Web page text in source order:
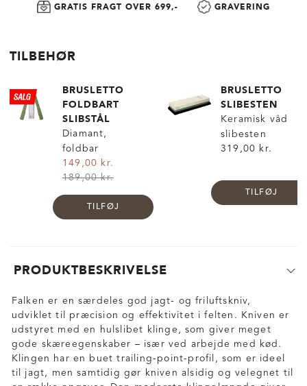
GRATIS FRAGT OVER 699,- GRAVERING
TILBEHØR
BRUSLETTO
FOLDBART
SLIBSTÅL
Diamant,
foldbar
149,00 kr.
189,00 kr.
TILFØJ
BRUSLETTO
SLIBESTEN
Keramisk våd
slibesten
319,00 kr.
TILFØJ
PRODUKTBESKRIVELSE
Falken er en særdeles god jagt- og friluftskniv,
udviklet til præcision og effektivitet i felten. Kniven er
udstyret med en hulslibet klinge, som giver meget
gode skæreegenskaber – især ved arbejde med kød.
Klingen har en buet trailing-point-profil, som er ideel
til jagt, men samtidig gør kniven alsidig og velegnet til